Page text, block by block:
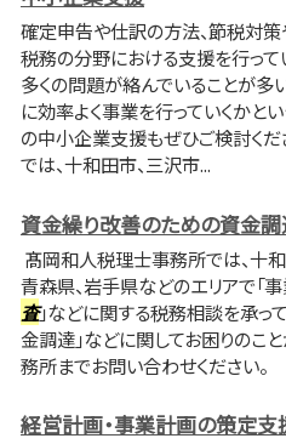
確定申告や仕訳の方法、節税対策
税務の分野における支援を行って
多くの問題が絡んでいることが多
に効率よく事業を行っていくかと
の中小企業支援もぜひご検討く
では、十和田市、三沢市...
資金繰り改善のための資金
髙岡和人税理士事務所では、十
青森県、岩手県などのエリアで「事
査」などに関する税務相談を承って
金調達」などに関してお困りのこ
務所までお問い合わせください。
経営計画・事業計画の策定支